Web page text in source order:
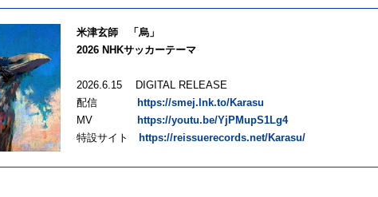
米津玄師 「烏」
2026 NHKサッカーテーマ
2026.6.15 DIGITAL RELEASE
配信
https://smej.lnk.to/Karasu
MV
https://youtu.be/YjPMupS1Lg4
特設サイト
https://reissuerecords.net/Karasu/